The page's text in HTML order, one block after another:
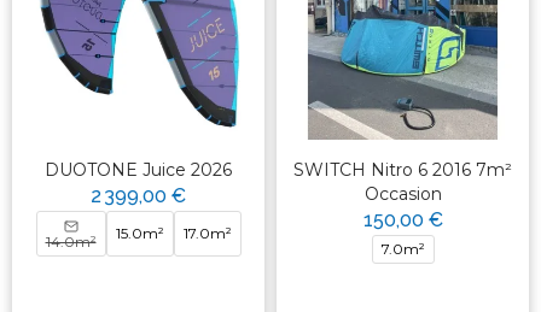
DUOTONE Juice 2026
2 399,00 €
14.0m² 15.0m² 17.0m²
SWITCH Nitro 6 2016 7m²
Occasion
150,00 €
7.0m²